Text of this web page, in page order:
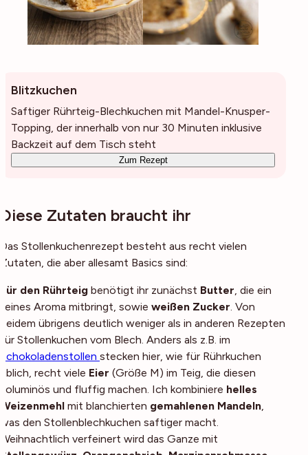
Blitzkuchen
Saftiger Rührteig-Blechkuchen mit Mandel-Knusper-
Topping, der innerhalb von nur 30 Minuten inklusive
Backzeit auf dem Tisch steht
Zum Rezept
Diese Zutaten braucht ihr
Das Stollenkuchenrezept besteht aus recht vielen
Zutaten, die aber allesamt Basics sind:
Für den Rührteig benötigt ihr zunächst Butter, die ein
feines Aroma mitbringt, sowie weißen Zucker. Von
beidem übrigens deutlich weniger als in anderen Rezepten
für Stollenkuchen vom Blech. Anders als z.B. im
Schokoladenstollen stecken hier, wie für Rührkuchen
üblich, recht viele Eier (Größe M) im Teig, die diesen
voluminös und fluffig machen. Ich kombiniere helles
Weizenmehl mit blanchierten gemahlenen Mandeln,
was den Stollenblechkuchen saftiger macht.
Weihnachtlich verfeinert wird das Ganze mit